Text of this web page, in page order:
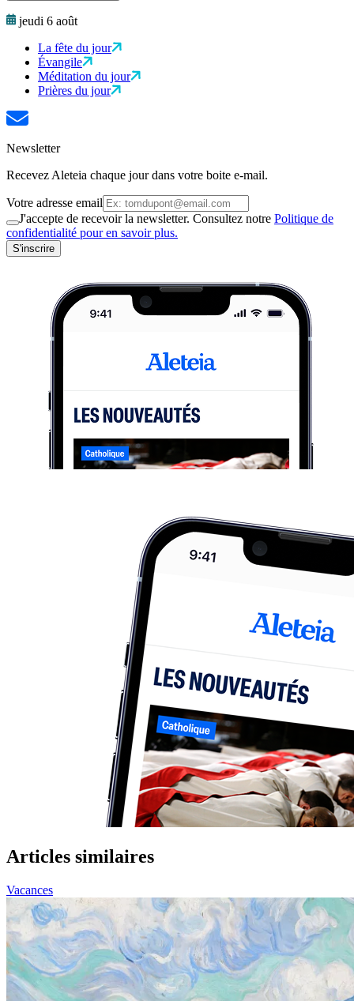
jeudi 6 août
La fête du jour
Évangile
Méditation du jour
Prières du jour
Newsletter
Recevez Aleteia chaque jour dans votre boite e-mail.
Votre adresse email
J'accepte de recevoir la newsletter. Consultez notre Politique de
confidentialité pour en savoir plus.
S'inscrire
Articles similaires
Vacances